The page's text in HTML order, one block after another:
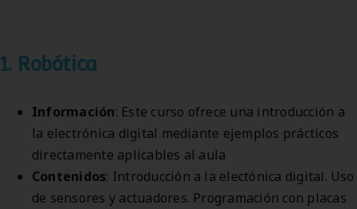
1. Robótica
Información: Este curso ofrece una introducción a
la electrónica digital mediante ejemplos prácticos
directamente aplicables al aula
Contenidos: Introducción a la electónica digital. Uso
de sensores y actuadores. Programación con placas